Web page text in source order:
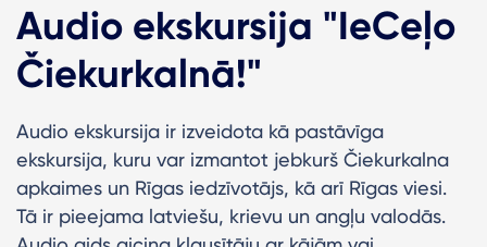
Audio ekskursija "IeCeļo
Čiekurkalnā!"
Audio ekskursija ir izveidota kā pastāvīga
ekskursija, kuru var izmantot jebkurš Čiekurkalna
apkaimes un Rīgas iedzīvotājs, kā arī Rīgas viesi.
Tā ir pieejama latviešu, krievu un angļu valodās.